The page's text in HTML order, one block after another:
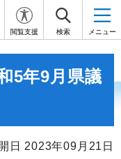
閲覧支援 検索 メニュー
5年9月県議
日 2023年09月21日